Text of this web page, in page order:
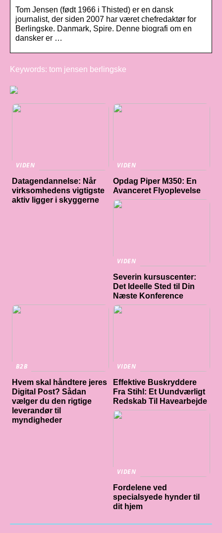
Tom Jensen (født 1966 i Thisted) er en dansk
journalist, der siden 2007 har været chefredaktør for
Berlingske. Danmark, Spire. Denne biografi om en
dansker er …
Keywords: tom jensen berlingske
VIDEN
Datagendannelse: Når
virksomhedens vigtigste
aktiv ligger i skyggerne
VIDEN
Opdag Piper M350: En
Avanceret Flyoplevelse
VIDEN
Severin kursuscenter:
Det Ideelle Sted til Din
Næste Konference
B2B
Hvem skal håndtere jeres
Digital Post? Sådan
vælger du den rigtige
leverandør til
myndigheder
VIDEN
Effektive Buskryddere
Fra Stihl: Et Uundværligt
Redskab Til Havearbejde
VIDEN
Fordelene ved
specialsyede hynder til
dit hjem